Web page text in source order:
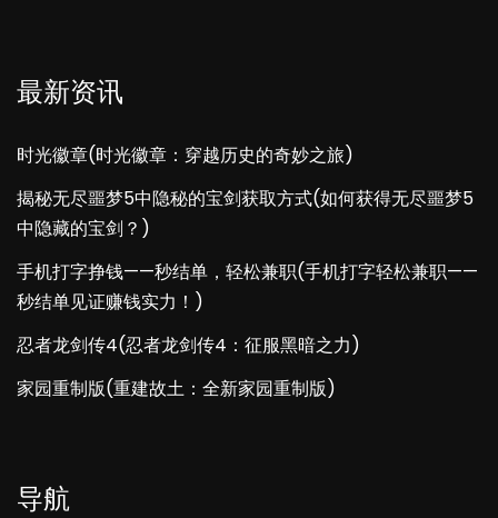
最新资讯
时光徽章(时光徽章：穿越历史的奇妙之旅)
揭秘无尽噩梦5中隐秘的宝剑获取方式(如何获得无尽噩梦5
中隐藏的宝剑？)
手机打字挣钱——秒结单，轻松兼职(手机打字轻松兼职——
秒结单见证赚钱实力！)
忍者龙剑传4(忍者龙剑传4：征服黑暗之力)
家园重制版(重建故土：全新家园重制版)
导航